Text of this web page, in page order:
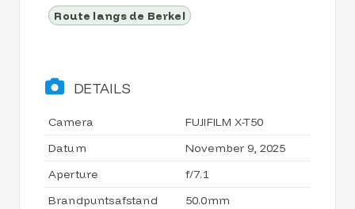
Route langs de Berkel
DETAILS
Camera
FUJIFILM X-T50
Datum
November 9, 2025
Aperture
f/7.1
Brandpuntsafstand
50.0mm